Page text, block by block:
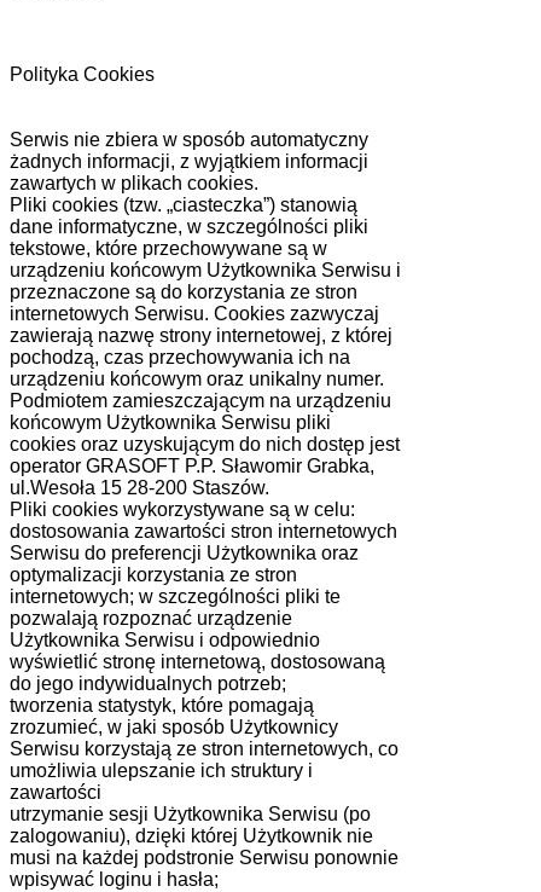
Polityka Cookies
Serwis nie zbiera w sposób automatyczny
żadnych informacji, z wyjątkiem informacji
zawartych w plikach cookies.
Pliki cookies (tzw. „ciasteczka”) stanowią
dane informatyczne, w szczególności pliki
tekstowe, które przechowywane są w
urządzeniu końcowym Użytkownika Serwisu i
przeznaczone są do korzystania ze stron
internetowych Serwisu. Cookies zazwyczaj
zawierają nazwę strony internetowej, z której
pochodzą, czas przechowywania ich na
urządzeniu końcowym oraz unikalny numer.
Podmiotem zamieszczającym na urządzeniu
końcowym Użytkownika Serwisu pliki
cookies oraz uzyskującym do nich dostęp jest
operator GRASOFT P.P. Sławomir Grabka,
ul.Wesoła 15 28-200 Staszów.
Pliki cookies wykorzystywane są w celu:
dostosowania zawartości stron internetowych
Serwisu do preferencji Użytkownika oraz
optymalizacji korzystania ze stron
internetowych; w szczególności pliki te
pozwalają rozpoznać urządzenie
Użytkownika Serwisu i odpowiednio
wyświetlić stronę internetową, dostosowaną
do jego indywidualnych potrzeb;
tworzenia statystyk, które pomagają
zrozumieć, w jaki sposób Użytkownicy
Serwisu korzystają ze stron internetowych, co
umożliwia ulepszanie ich struktury i
zawartości
utrzymanie sesji Użytkownika Serwisu (po
zalogowaniu), dzięki której Użytkownik nie
musi na każdej podstronie Serwisu ponownie
wpisywać loginu i hasła;